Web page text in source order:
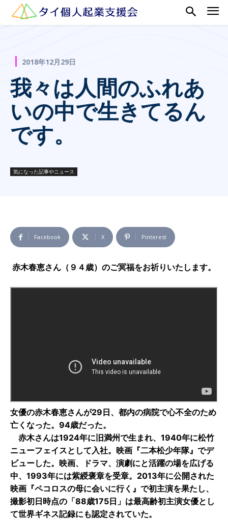
2018年12月29日
我々は人間のふれあ
いの中で生きてるん
です。
気になった記事やニュース
Facebook X Pinterest
赤木春恵さん（９４歳）のご冥福をお祈りいたします。
女優の赤木春恵さんが29日、都内の病院で心不全のため
亡くなった。94歳だった。
赤木さんは1924年に旧満州で生まれ、1940年に松竹
ニューフェイスとして入社。映画『二本松少年隊』でデ
ビューした。映画、ドラマ、演劇にと活躍の場を広げる
中、1993年には紫綬褒章を受章。2013年に公開された
映画『ペコロスの母に会いに行く』で初主演を果たし、
撮影初日時点の「88歳175日」は最高齢初主演女優とし
て世界ギネス記録にも認定されていた。